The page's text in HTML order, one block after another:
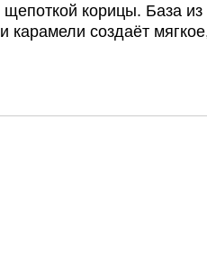
корицы. База из
карамели создаёт